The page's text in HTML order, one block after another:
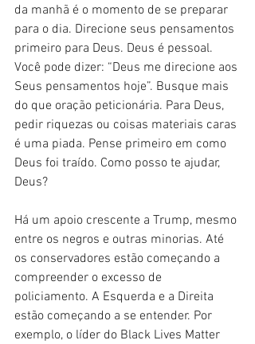
da manhã é o momento de se preparar
para o dia. Direcione seus pensamentos
primeiro para Deus. Deus é pessoal.
Você pode dizer: “Deus me direcione aos
Seus pensamentos hoje”. Busque mais
do que oração peticionária. Para Deus,
pedir riquezas ou coisas materiais caras
é uma piada. Pense primeiro em como
Deus foi traído. Como posso te ajudar,
Deus?
Há um apoio crescente a Trump, mesmo
entre os negros e outras minorias. Até
os conservadores estão começando a
compreender o excesso de
policiamento. A Esquerda e a Direita
estão começando a se entender. Por
exemplo, o líder do Black Lives Matter